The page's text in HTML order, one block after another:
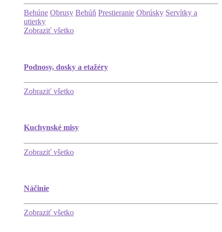
Behúne Obrusy Behúň Prestieranie Obrúsky Servítky a
utierky
Zobraziť všetko
Podnosy, dosky a etažéry
Zobraziť všetko
Kuchynské misy
Zobraziť všetko
Náčinie
Zobraziť všetko